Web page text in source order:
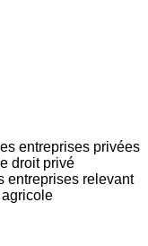
entreprises privées
droit privé
entreprises relevant